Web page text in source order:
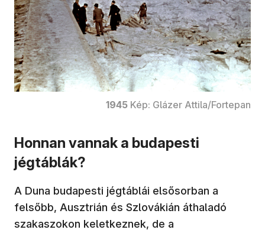
1945 Kép: Glázer Attila/Fortepan
Honnan vannak a budapesti
jégtáblák?
A Duna budapesti jégtáblái elsősorban a
felsőbb, Ausztrián és Szlovákián áthaladó
szakaszokon keletkeznek, de a